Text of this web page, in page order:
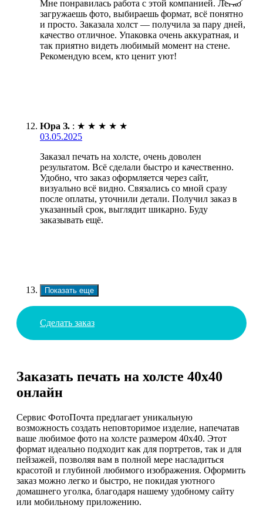
Мне понравилась работа с этой компанией. Легко
загружаешь фото, выбираешь формат, всё понятно
и просто. Заказала холст — получила за пару дней,
качество отличное. Упаковка очень аккуратная, и
так приятно видеть любимый момент на стене.
Рекомендую всем, кто ценит уют!
Юра З. : ★ ★ ★ ★ ★
03.05.2025
Заказал печать на холсте, очень доволен
результатом. Всё сделали быстро и качественно.
Удобно, что заказ оформляется через сайт,
визуально всё видно. Связались со мной сразу
после оплаты, уточнили детали. Получил заказ в
указанный срок, выглядит шикарно. Буду
заказывать ещё.
Показать еще
Сделать заказ
Заказать печать на холсте 40х40
онлайн
Сервис ФотоПочта предлагает уникальную
возможность создать неповторимое изделие, напечатав
ваше любимое фото на холсте размером 40х40. Этот
формат идеально подходит как для портретов, так и для
пейзажей, позволяя вам в полной мере насладиться
красотой и глубиной любимого изображения. Оформить
заказ можно легко и быстро, не покидая уютного
домашнего уголка, благодаря нашему удобному сайту
или мобильному приложению.